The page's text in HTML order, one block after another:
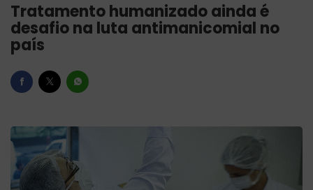
Tratamento humanizado ainda é
desafio na luta antimanicomial no
país